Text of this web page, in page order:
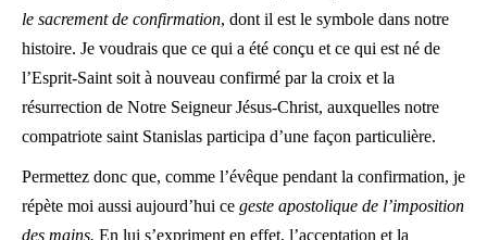
le sacrement de confirmation, dont il est le symbole dans notre
histoire. Je voudrais que ce qui a été conçu et ce qui est né de
l’Esprit-Saint soit à nouveau confirmé par la croix et la
résurrection de Notre Seigneur Jésus-Christ, auxquelles notre
compatriote saint Stanislas participa d’une façon particulière.
Permettez donc que, comme l’évêque pendant la confirmation, je
répète moi aussi aujourd’hui ce geste apostolique de l’imposition
des mains. En lui s’expriment en effet, l’acceptation et la